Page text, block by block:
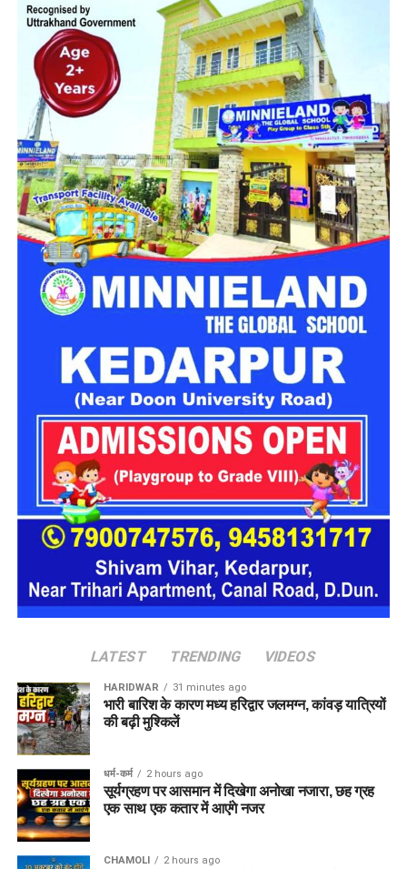
इसके बावजूद ये कांवड़िए निर्धारित घाट से अलग जाकर नहर में स्नान कर
रहे थे। इसी दौरान चारों गहरे पानी में डूब गए।
सुरक्षित घाटों पर ही स्नान करने की अपील
पुलिस ने शवों को कब्जे में लेकर पोस्टमार्टम की कार्रवाई शुरू कर दी है।
प्रशासन की ओर से श्रद्धालुओं से अपील की जा रही है कि वे निर्धारित और
सुरक्षित घाटों पर ही स्नान करें और चेतावनी वाले स्थानों पर जाने से बचें।
LATEST TRENDING VIDEOS
HARIDWAR 31 minutes ago
भारी बारिश के कारण मध्य हरिद्वार जलमग्न, कांवड़ यात्रियों
की बढ़ी मुश्किलें
धर्म-कर्म 2 hours ago
सूर्यग्रहण पर आसमान में दिखेगा अनोखा नजारा, छह ग्रह
एक साथ एक कतार में आएंगे नजर
CHAMOLI 2 hours ago